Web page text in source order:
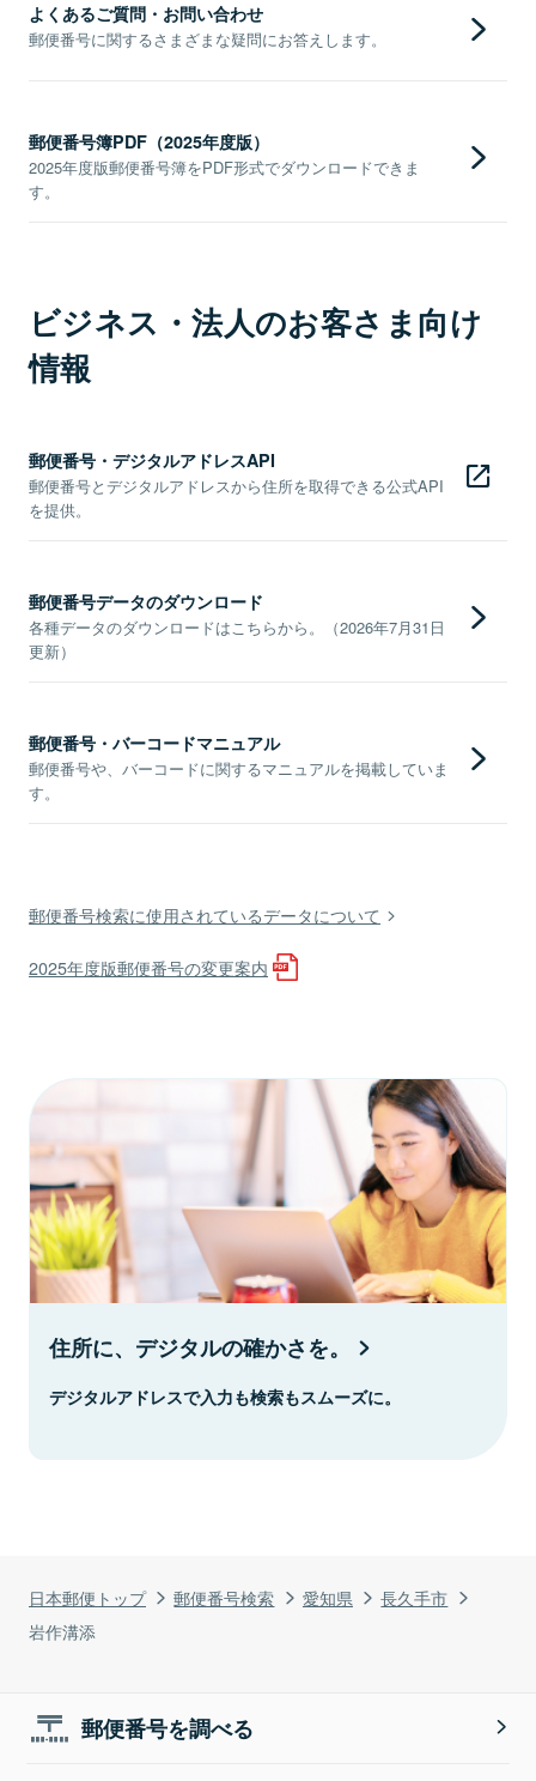
日本郵便トップ 郵便番号検索 愛知県
長久手市
岩作溝添
よくあるご質問・お問い合わせ
郵便番号に関するさまざまな疑問にお答えします。
郵便番号簿PDF（2025年度版）
2025年度版郵便番号簿をPDF形式でダウンロードできま
す。
ビジネス・法人のお客さま向け
情報
郵便番号・デジタルアドレスAPI
郵便番号とデジタルアドレスから住所を取得できる公式API
を提供。
郵便番号データのダウンロード
各種データのダウンロードはこちらから。（2026年7月31日
更新）
郵便番号・バーコードマニュアル
郵便番号や、バーコードに関するマニュアルを掲載していま
す。
郵便番号検索に使用されているデータについて
2025年度版郵便番号の変更案内
住所に、デジタルの確かさを。
デジタルアドレスで入力も検索もスムーズに。
郵便番号を調べる